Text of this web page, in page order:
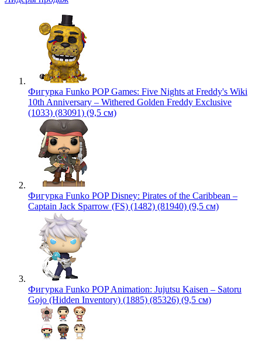
Фигурка Funko POP Games: Five Nights at Freddy's Wiki
10th Anniversary – Withered Golden Freddy Exclusive
(1033) (83091) (9,5 см)
Фигурка Funko POP Disney: Pirates of the Caribbean –
Captain Jack Sparrow (FS) (1482) (81940) (9,5 см)
Фигурка Funko POP Animation: Jujutsu Kaisen – Satoru
Gojo (Hidden Inventory) (1885) (85326) (9,5 см)